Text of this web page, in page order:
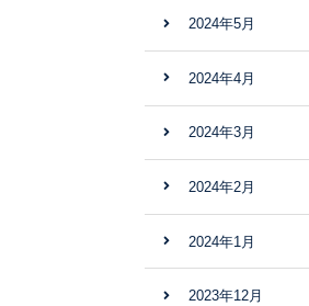
2024年5月
2024年4月
2024年3月
2024年2月
2024年1月
2023年12月